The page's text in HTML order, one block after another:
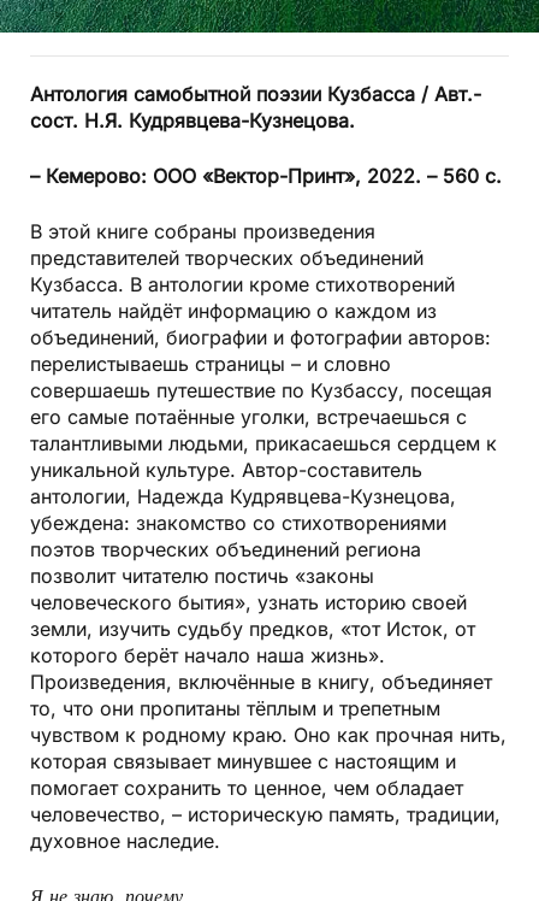
Антология самобытной поэзии Куз­басса / Авт.-
сост. Н.Я. Кудрявцева-Кузнецова.
– Кемерово: ООО «Вектор-Принт», 2022. – 560 с.
В этой книге собраны произведения
представителей творческих объединений
Кузбасса. В антологии кроме стихотворений
читатель найдёт информацию о каждом из
объединений, биографии и фотографии авторов:
перелистываешь страницы – и словно
совершаешь путешествие по Кузбассу, посещая
его самые потаённые уголки, встречаешься с
талантливыми людьми, прикасаешься сердцем к
уникальной культуре. Автор-составитель
антологии, Надежда Кудрявцева-Кузнецова,
убеждена: знакомство со стихотворениями
поэтов творческих объединений региона
позволит читателю постичь «законы
человеческого бытия», узнать историю своей
земли, изучить судьбу предков, «тот Исток, от
которого берёт начало наша жизнь».
Произведения, включённые в книгу, объединяет
то, что они пропитаны тёплым и трепетным
чувством к родному краю. Оно как прочная нить,
которая связывает минувшее с настоящим и
помогает сохранить то ценное, чем обладает
человечество, – историческую память, традиции,
духовное наследие.